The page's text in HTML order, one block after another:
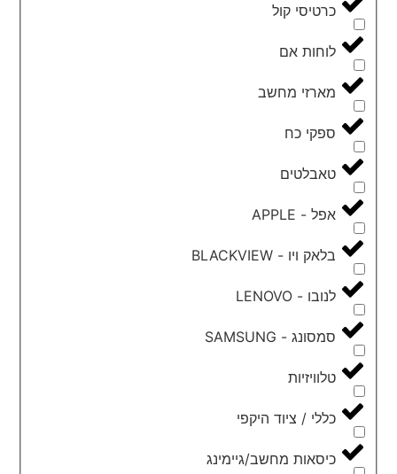
כרטיסי קול
לוחות אם
מארזי מחשב
ספקי כח
טאבלטים
אפל - APPLE
בלאק ויו - BLACKVIEW
לנובו - LENOVO
סמסונג - SAMSUNG
טלוויזיות
כללי / ציוד היקפי
כיסאות מחשב/גיימינג